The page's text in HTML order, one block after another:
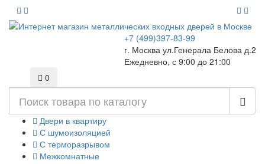
+7 (499)397-83-99
г. Москва ул.Генерала Белова д.2
Ежедневно, с 9:00 до 21:00
0
Двери в квартиру
С шумоизоляцией
С терморазрывом
Межкомнатные